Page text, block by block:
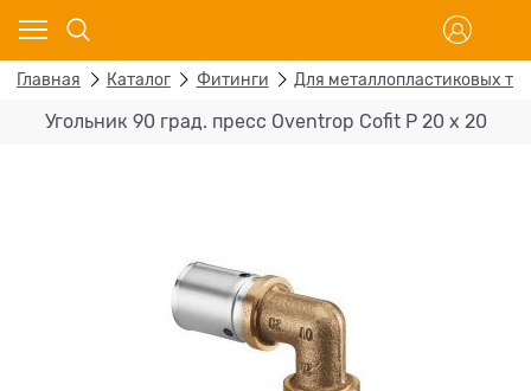
Главная Каталог Фитинги Для металлопластиковых
Угольник 90 град. пресс Oventrop Cofit P 20 х 20